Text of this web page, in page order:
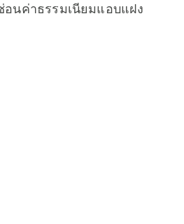
อนค่าธรรมเนียมแอบแฝง